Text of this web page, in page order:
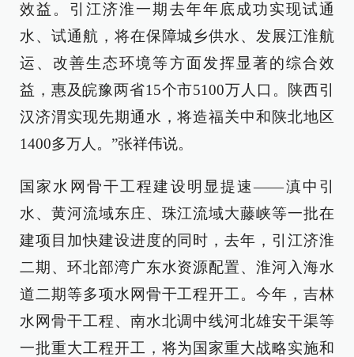
效益。引江济淮一期去年年底成功实现试通
水、试通航，将在保障城乡供水、发展江淮航
运、改善生态环境等方面发挥显著的综合效
益，惠及皖豫两省15个市5100万人口。陕西引
汉济渭实现先期通水，将造福关中和陕北地区
1400多万人。”张祥伟说。
国家水网骨干工程建设明显提速——滇中引
水、黄河流域东庄、珠江流域大藤峡等一批在
建项目加快建设进度的同时，去年，引江济淮
二期、环北部湾广东水资源配置、淮河入海水
道二期等多项水网骨干工程开工。今年，吉林
水网骨干工程、南水北调中线河北雄安干渠等
一批重大工程开工，将为国家重大战略实施和